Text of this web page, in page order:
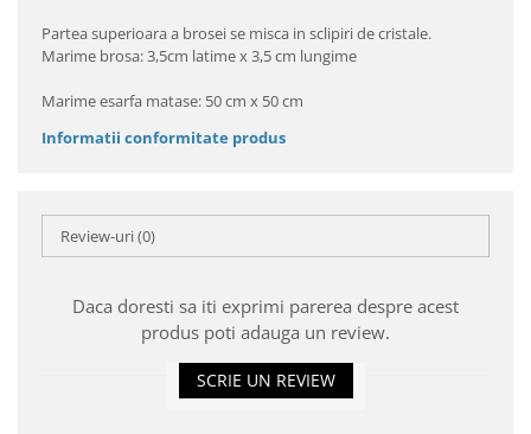
Partea superioara a brosei se misca in sclipiri de cristale.
Marime brosa: 3,5cm latime x 3,5 cm lungime
Marime esarfa matase: 50 cm x 50 cm
Informatii conformitate produs
Review-uri(0)
Daca doresti sa iti exprimi parerea despre acest
produs poti adauga un review.
SCRIE UN REVIEW